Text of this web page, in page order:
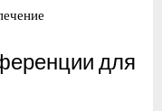
для